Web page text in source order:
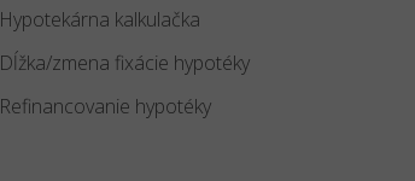
Hypotekárna kalkulačka
Dĺžka/zmena fixácie hypotéky
Refinancovanie hypotéky